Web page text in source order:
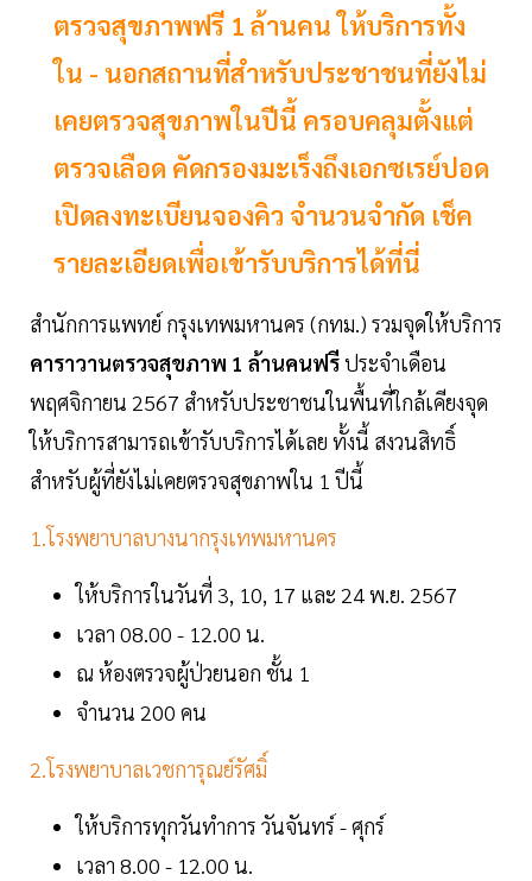
ตรวจสุขภาพฟรี 1 ล้านคน ให้บริการทั้ง
ใน - นอกสถานที่สำหรับประชาชนที่ยังไม่
เคยตรวจสุขภาพในปีนี้ ครอบคลุมตั้งแต่
ตรวจเลือด คัดกรองมะเร็งถึงเอกซเรย์ปอด
เปิดลงทะเบียนจองคิว จำนวนจำกัด เช็ค
รายละเอียดเพื่อเข้ารับบริการได้ที่นี่
สำนักการแพทย์ กรุงเทพมหานคร (กทม.) รวมจุดให้บริการ
คาราวานตรวจสุขภาพ 1 ล้านคนฟรีประจำเดือน
พฤศจิกายน 2567 สำหรับประชาชนในพื้นที่ใกล้เคียงจุด
ให้บริการสามารถเข้ารับบริการได้เลย ทั้งนี้ สงวนสิทธิ์
สำหรับผู้ที่ยังไม่เคยตรวจสุขภาพใน 1 ปีนี้
1.โรงพยาบาลบางนากรุงเทพมหานคร
ให้บริการในวันที่ 3, 10, 17 และ 24 พ.ย. 2567
เวลา 08.00 - 12.00 น.
ณ ห้องตรวจผู้ป่วยนอก ชั้น 1
จำนวน 200 คน
2.โรงพยาบาลเวชการุณย์รัศมิ์
ให้บริการทุกวันทำการ วันจันทร์ - ศุกร์
เวลา 8.00 - 12.00 น.